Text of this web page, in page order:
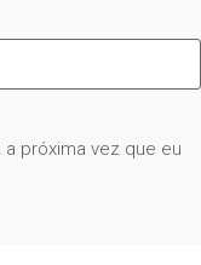
próxima vez que eu